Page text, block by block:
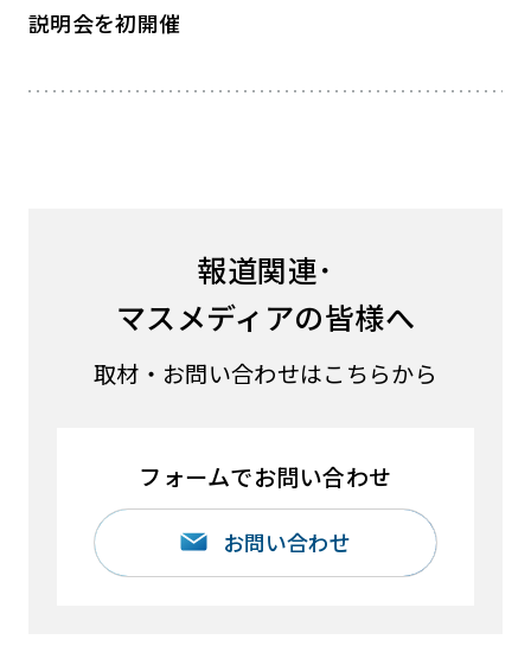
説明会を初開催
報道関連･
マスメディアの皆様へ
取材・お問い合わせはこちらから
フォームでお問い合わせ
お問い合わせ